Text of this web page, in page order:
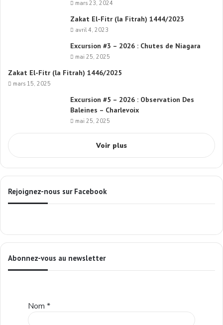
mars 23, 2024
Zakat El-Fitr (la Fitrah) 1444/2023
avril 4, 2023
Excursion #3 – 2026 : Chutes de Niagara
mai 25, 2025
Zakat El-Fitr (la Fitrah) 1446/2025
mars 15, 2025
Excursion #5 – 2026 : Observation Des
Baleines – Charlevoix
mai 25, 2025
Voir plus
Rejoignez-nous sur Facebook
Abonnez-vous au newsletter
Nom *